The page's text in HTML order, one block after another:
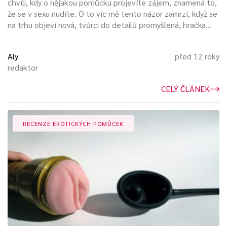
Neoblíbené hračky:
Nemusím vibrátory (i když některé jsou fajn) a
Asi jsem divná, ale nemám žádnou nejoblíbenější
hračku nebo pomůcku. Když mám náladu, sáhnu do
šuplíku prolanonebobičík(nebo nechám partnera,
(momentálně) oblíbených hraček... a v jeho čele –
zatím pořád – je Womanizer
, ten mě potěší vždycky.
:D
A nemám ani nejoblíbenější praktiku – s partnerem
děláme to, na co mám já nebo on chuť... naštěstí se
chvíli, kdy o nějakou pomůcku projevíte zájem, znamená to,
že se v sexu nudíte. O to víc mě tento názor zamrzí, když se
na trhu objeví nová, tvůrci do detailů promyšlená, hračka...
Aly
redaktor
před 12 roky
CELÝ ČLÁNEK
RECENZE EROTICKÝCH POMŮCEK